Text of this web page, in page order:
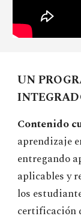
UN
Contenido
aprendizaje
entregando
aplicables y
los
certificación